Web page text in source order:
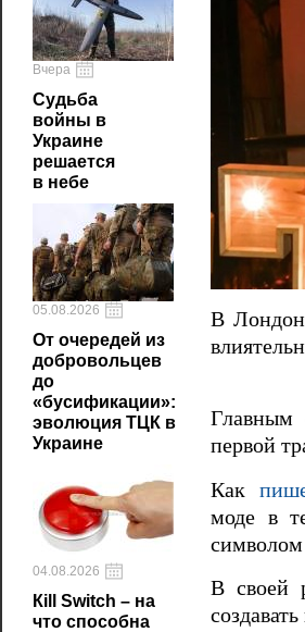
Вчера
Судьба
войны в
Украине
решается
в небе
05.08.2026
От очередей из
добровольцев
до
«бусификации»:
эволюция ТЦК в
Украине
04.08.2026
Кill Switch – на
что способна
В
Главным
первой
Как
моде в
символом
В своей